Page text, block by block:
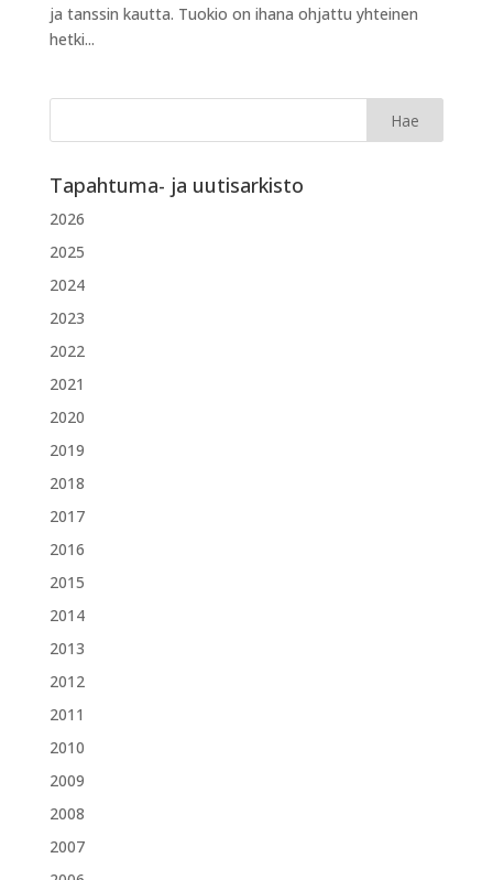
ja tanssin kautta. Tuokio on ihana ohjattu yhteinen
hetki...
Tapahtuma- ja uutisarkisto
2026
2025
2024
2023
2022
2021
2020
2019
2018
2017
2016
2015
2014
2013
2012
2011
2010
2009
2008
2007